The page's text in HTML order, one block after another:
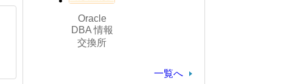
Oracle
DBA 情報
交換所
一覧へ